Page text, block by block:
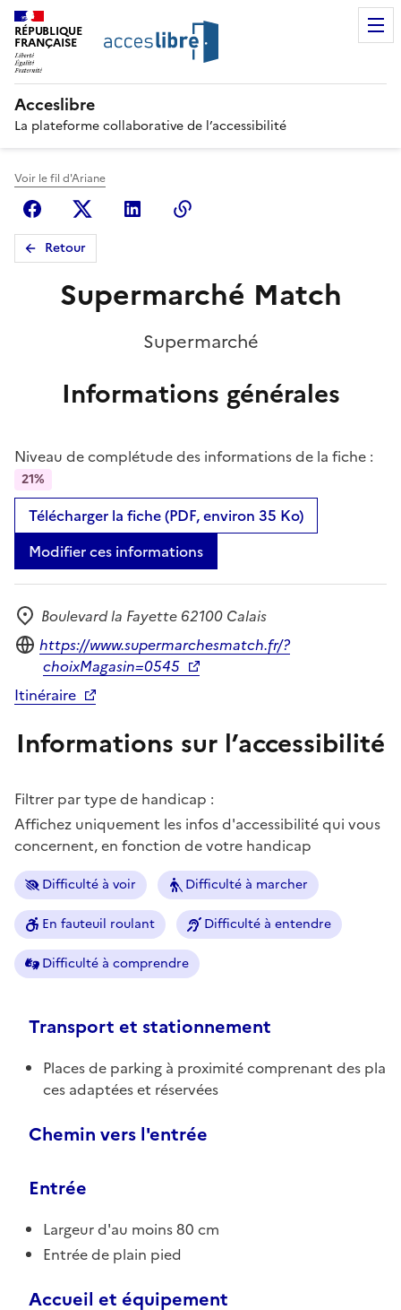
RÉPUBLIQUE
FRANÇAISE
Acceslibre
La plateforme collaborative de l’accessibilité
Voir le fil d'Ariane
FacebookX (anciennement Twitter)
Linkedin
Retour
Supermarché Match
Supermarché
Informations générales
Niveau de complétude des informations de la fiche :
21%
Télécharger la fiche (PDF, environ 35 Ko)
Modifier ces informations
Adresse
Boulevard la Fayette 62100 Calais
Site internet
https://www.supermarchesmatch.fr/?
choixMagasin=0545
Itinéraire
Informations sur l’accessibilité
Filtrer par type de handicap :
Affichez uniquement les infos d'accessibilité qui vous
concernent, en fonction de votre handicap
Difficulté à voir Difficulté à marcher
En fauteuil roulant Difficulté à entendre
Difficulté à comprendre
Transport et stationnement
Places de parking à proximité comprenant des pla
ces adaptées et réservées
Chemin vers l'entrée
Entrée
Largeur d'au moins 80 cm
Entrée de plain pied
Accueil et équipement